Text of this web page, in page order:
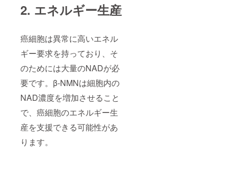
2. エネルギー生産
癌細胞は異常に高いエネル
ギー要求を持っており、そ
のためには大量のNADが必
要です。β-NMNは細胞内の
NAD濃度を増加させること
で、癌細胞のエネルギー生
産を支援できる可能性があ
ります。